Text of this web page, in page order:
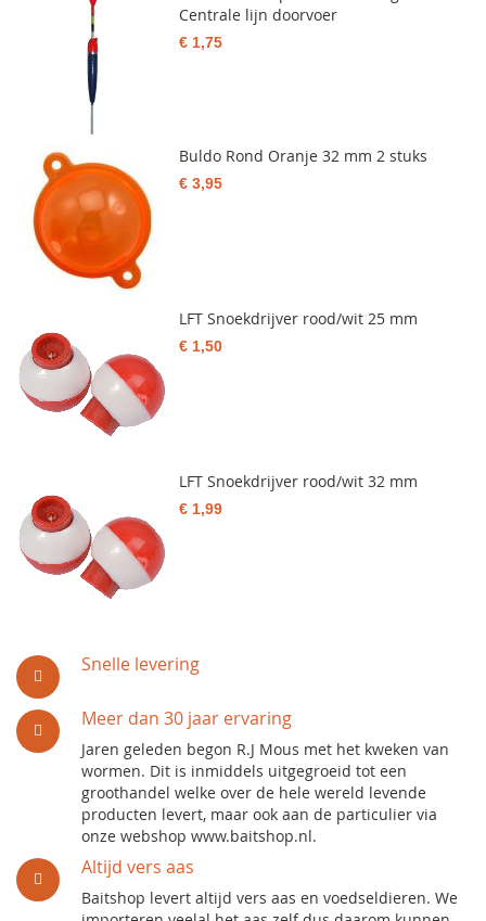
Snelle levering
Meer dan 30 jaar ervaring
Jaren geleden begon R.J Mous met het kweken van
wormen. Dit is inmiddels uitgegroeid tot een
groothandel welke over de hele wereld levende
producten levert, maar ook aan de particulier via
onze webshop www.baitshop.nl.
Altijd vers aas
Baitshop levert altijd vers aas en voedseldieren. We
Centrale lijn doorvoer
€ 1,75
Buldo Rond Oranje 32 mm 2 stuks
€ 3,95
LFT Snoekdrijver rood/wit 25 mm
€ 1,50
LFT Snoekdrijver rood/wit 32 mm
€ 1,99